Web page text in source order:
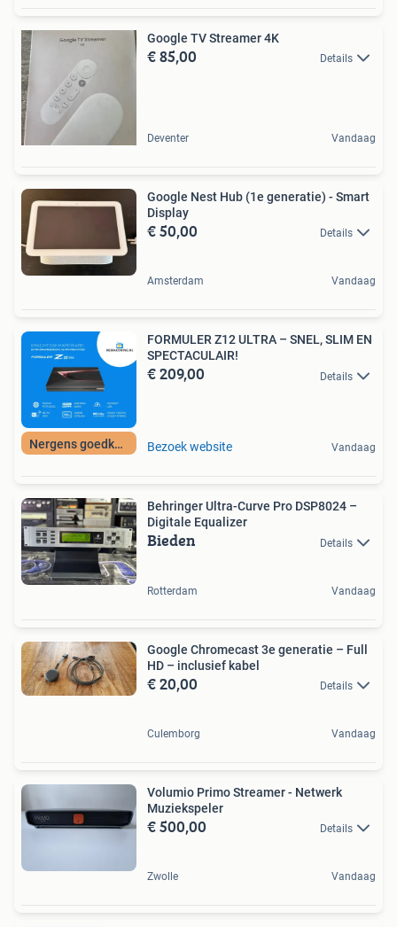
Google TV Streamer 4K
€ 85,00 Details
Deventer Vandaag
Google Nest Hub (1e generatie) - Smart
Display
€ 50,00 Details
Amsterdam Vandaag
Nergens goedkoper
FORMULER Z12 ULTRA – SNEL, SLIM EN
SPECTACULAIR!
€ 209,00 Details
Bezoek website Vandaag
Behringer Ultra-Curve Pro DSP8024 –
Digitale Equalizer
Bieden Details
Rotterdam Vandaag
Google Chromecast 3e generatie – Full
HD – inclusief kabel
€ 20,00 Details
Culemborg Vandaag
Volumio Primo Streamer - Netwerk
Muziekspeler
€ 500,00 Details
Zwolle Vandaag